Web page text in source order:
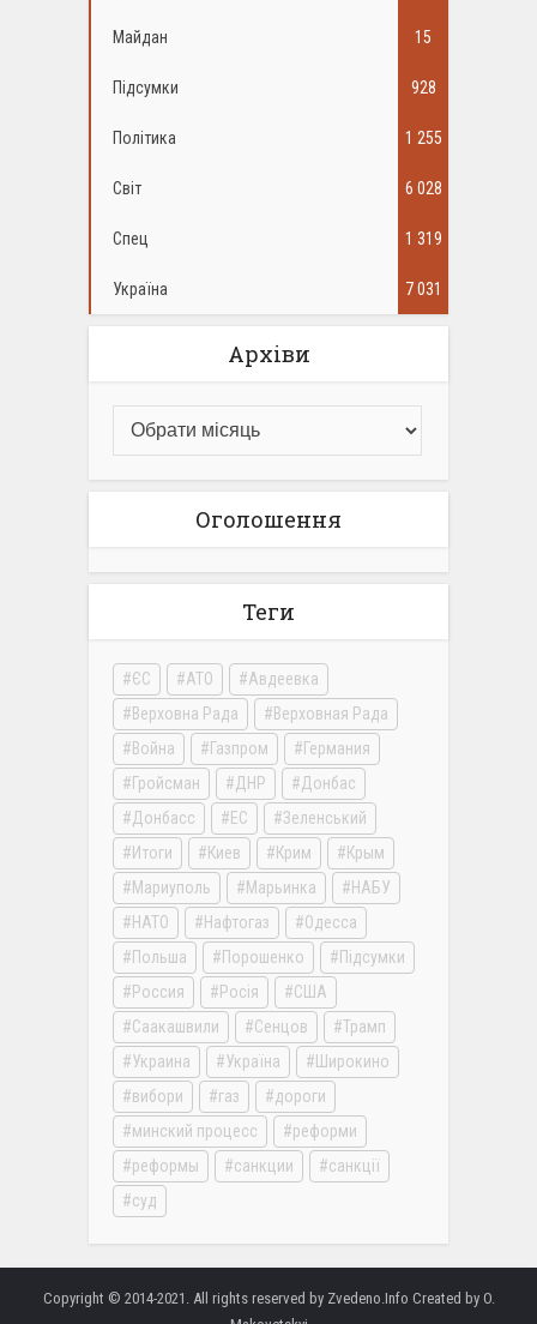
Майдан 15
Підсумки 928
Політика 1 255
Світ 6 028
Спец 1 319
Україна 7 031
Архіви
Оголошення
Теги
ЄС АТО
Авдеевка
Верховна Рада
Верховная Рада
Война
Газпром
Германия
Гройсман
ДНР
Донбас
Донбасс
ЕС
Зеленський
Итоги
Киев Крим
Крым
Мариуполь
Марьинка
НАБУ
НАТО
Нафтогаз
Одесса
Польша
Порошенко
Підсумки
Россия
Росія
США
Саакашвили
Сенцов
Трамп
Украина
Україна
Широкино
вибори
газ
дороги
минский процесс
реформи
реформы
санкции
санкції
суд
Copyright © 2014-2021. All rights reserved by Zvedeno.Info Created by O.